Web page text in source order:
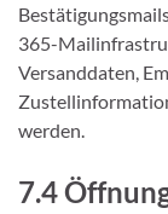
365-
Versanddaten,
werden.
7.4